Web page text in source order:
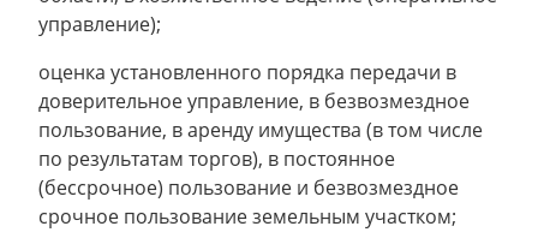
управление);
оценка установленного порядка передачи в
доверительное управление, в безвозмездное
пользование, в аренду имущества (в том числе
по результатам торгов), в постоянное
(бессрочное) пользование и безвозмездное
срочное пользование земельным участком;